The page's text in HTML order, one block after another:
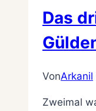
Das
VonArkanil
Zweimal